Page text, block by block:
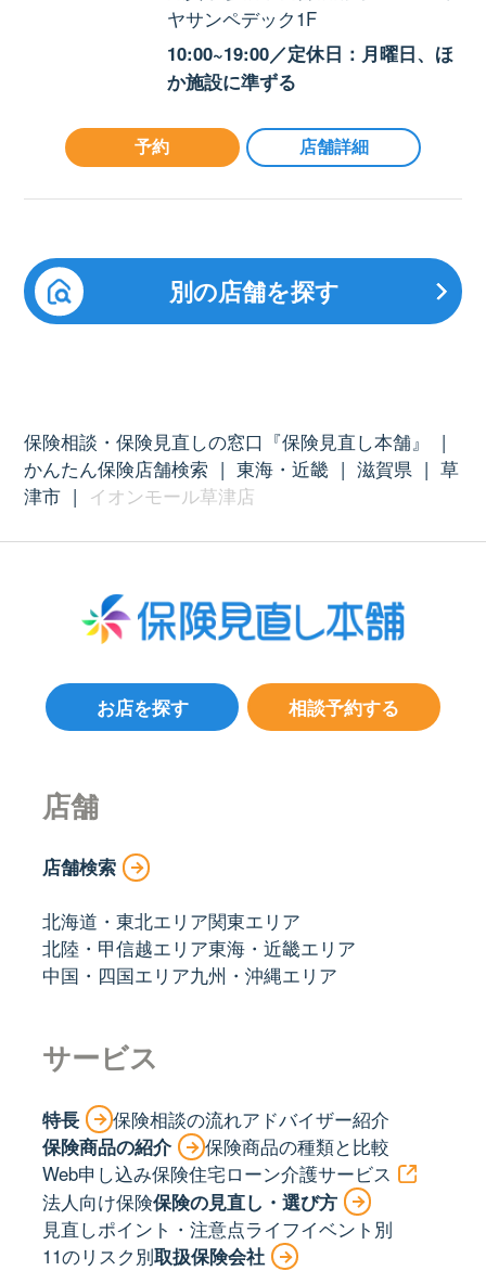
ヤサンペデック1F
10:00~19:00／定休日：月曜日、ほ
か施設に準ずる
店舗詳細
予約
別の店舗を探す
保険相談・保険見直しの窓口『保険見直し本舗』
|
かんたん保険店舗検索 | 東海・近畿 | 滋賀県 | 草
津市 | イオンモール草津店
相談予約する
お店を探す
店舗
店舗検索
北海道・東北エリア関東エリア
北陸・甲信越エリア東海・近畿エリア
中国・四国エリア九州・沖縄エリア
サービス
特長 保険相談の流れアドバイザー紹介
保険商品の紹介
保険商品の種類と比較
Web申し込み保険住宅ローン介護サービス
法人向け保険保険の見直し・選び方
見直しポイント・注意点ライフイベント別
11のリスク別取扱保険会社